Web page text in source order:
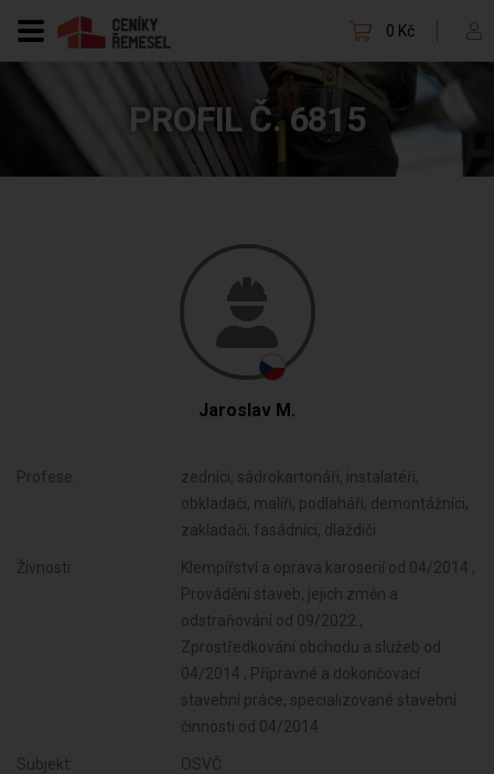
0 Kč
PROFIL Č. 6815
Jaroslav M.
Profese:
zedníci, sádrokartonáři, instalatéři,
obkladači, malíři, podlaháři, demontážníci,
zakladači, fasádníci, dlaždiči
Živnosti:
Klempířství a oprava karoserií od 04/2014 ,
Provádění staveb, jejich změn a
odstraňování od 09/2022 ,
Zprostředkování obchodu a služeb od
04/2014 , Přípravné a dokončovací
stavební práce, specializované stavební
činnosti od 04/2014
Subjekt: OSVČ